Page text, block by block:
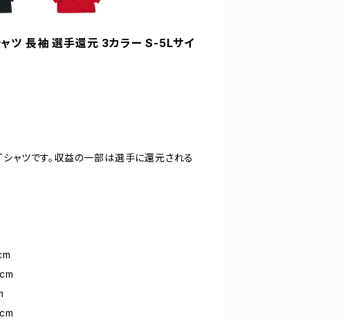
ツ 長袖 選手還元 3カラー S-5Lサイ
ャツです。収益の一部は選手に還元される